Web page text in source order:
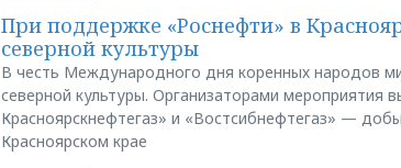
При поддержке «Роснефти» в
северной культуры
В честь Международного дня коренных народов
северной культуры. Организаторами мероприятия
Красноярскнефтегаз» и «Востсибнефтегаз» —
Красноярском крае